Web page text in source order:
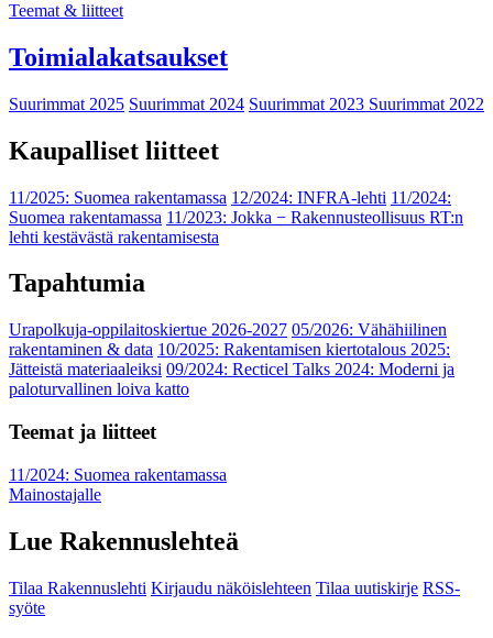
Teemat & liitteet
Toimialakatsaukset
Suurimmat 2025 Suurimmat 2024 Suurimmat 2023 Suurimmat 2022
Kaupalliset liitteet
11/2025: Suomea rakentamassa 12/2024: INFRA-lehti 11/2024:
Suomea rakentamassa 11/2023: Jokka − Rakennusteollisuus RT:n
lehti kestävästä rakentamisesta
Tapahtumia
Urapolkuja-oppilaitoskiertue 2026-2027 05/2026: Vähähiilinen
rakentaminen & data 10/2025: Rakentamisen kiertotalous 2025:
Jätteistä materiaaleiksi 09/2024: Recticel Talks 2024: Moderni ja
paloturvallinen loiva katto
Teemat ja liitteet
11/2024: Suomea rakentamassa
Mainostajalle
Lue Rakennuslehteä
Tilaa Rakennuslehti Kirjaudu näköislehteen Tilaa uutiskirje RSS-
syöte